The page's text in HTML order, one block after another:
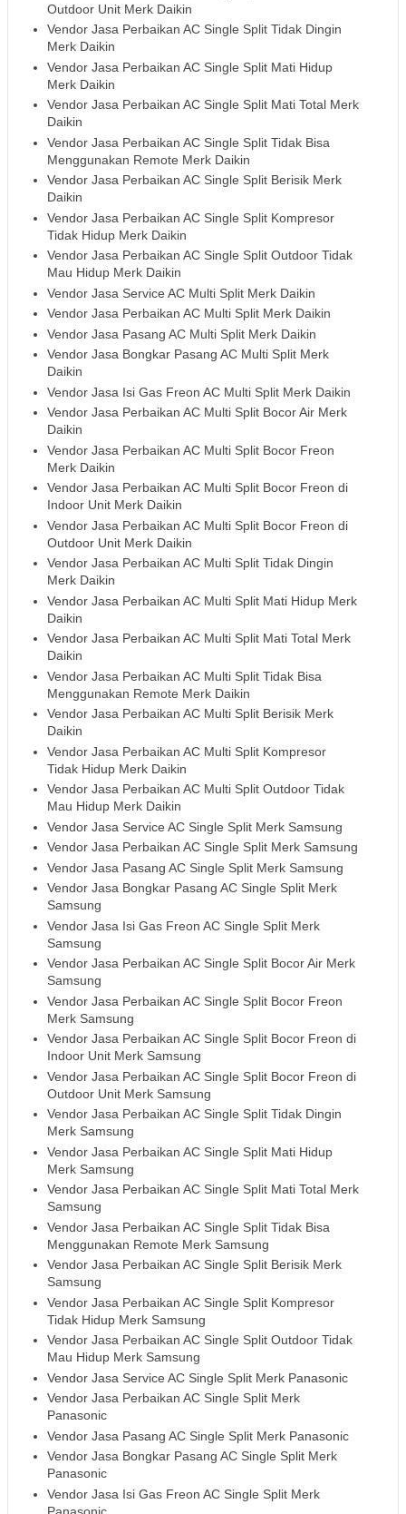
Outdoor Unit Merk Daikin
Vendor Jasa Perbaikan AC Single Split Tidak Dingin
Merk Daikin
Vendor Jasa Perbaikan AC Single Split Mati Hidup
Merk Daikin
Vendor Jasa Perbaikan AC Single Split Mati Total Merk
Daikin
Vendor Jasa Perbaikan AC Single Split Tidak Bisa
Menggunakan Remote Merk Daikin
Vendor Jasa Perbaikan AC Single Split Berisik Merk
Daikin
Vendor Jasa Perbaikan AC Single Split Kompresor
Tidak Hidup Merk Daikin
Vendor Jasa Perbaikan AC Single Split Outdoor Tidak
Mau Hidup Merk Daikin
Vendor Jasa Service AC Multi Split Merk Daikin
Vendor Jasa Perbaikan AC Multi Split Merk Daikin
Vendor Jasa Pasang AC Multi Split Merk Daikin
Vendor Jasa Bongkar Pasang AC Multi Split Merk
Daikin
Vendor Jasa Isi Gas Freon AC Multi Split Merk Daikin
Vendor Jasa Perbaikan AC Multi Split Bocor Air Merk
Daikin
Vendor Jasa Perbaikan AC Multi Split Bocor Freon
Merk Daikin
Vendor Jasa Perbaikan AC Multi Split Bocor Freon di
Indoor Unit Merk Daikin
Vendor Jasa Perbaikan AC Multi Split Bocor Freon di
Outdoor Unit Merk Daikin
Vendor Jasa Perbaikan AC Multi Split Tidak Dingin
Merk Daikin
Vendor Jasa Perbaikan AC Multi Split Mati Hidup Merk
Daikin
Vendor Jasa Perbaikan AC Multi Split Mati Total Merk
Daikin
Vendor Jasa Perbaikan AC Multi Split Tidak Bisa
Menggunakan Remote Merk Daikin
Vendor Jasa Perbaikan AC Multi Split Berisik Merk
Daikin
Vendor Jasa Perbaikan AC Multi Split Kompresor
Tidak Hidup Merk Daikin
Vendor Jasa Perbaikan AC Multi Split Outdoor Tidak
Mau Hidup Merk Daikin
Vendor Jasa Service AC Single Split Merk Samsung
Vendor Jasa Perbaikan AC Single Split Merk Samsung
Vendor Jasa Pasang AC Single Split Merk Samsung
Vendor Jasa Bongkar Pasang AC Single Split Merk
Samsung
Vendor Jasa Isi Gas Freon AC Single Split Merk
Samsung
Vendor Jasa Perbaikan AC Single Split Bocor Air Merk
Samsung
Vendor Jasa Perbaikan AC Single Split Bocor Freon
Merk Samsung
Vendor Jasa Perbaikan AC Single Split Bocor Freon di
Indoor Unit Merk Samsung
Vendor Jasa Perbaikan AC Single Split Bocor Freon di
Outdoor Unit Merk Samsung
Vendor Jasa Perbaikan AC Single Split Tidak Dingin
Merk Samsung
Vendor Jasa Perbaikan AC Single Split Mati Hidup
Merk Samsung
Vendor Jasa Perbaikan AC Single Split Mati Total Merk
Samsung
Vendor Jasa Perbaikan AC Single Split Tidak Bisa
Menggunakan Remote Merk Samsung
Vendor Jasa Perbaikan AC Single Split Berisik Merk
Samsung
Vendor Jasa Perbaikan AC Single Split Kompresor
Tidak Hidup Merk Samsung
Vendor Jasa Perbaikan AC Single Split Outdoor Tidak
Mau Hidup Merk Samsung
Vendor Jasa Service AC Single Split Merk Panasonic
Vendor Jasa Perbaikan AC Single Split Merk
Panasonic
Vendor Jasa Pasang AC Single Split Merk Panasonic
Vendor Jasa Bongkar Pasang AC Single Split Merk
Panasonic
Vendor Jasa Isi Gas Freon AC Single Split Merk